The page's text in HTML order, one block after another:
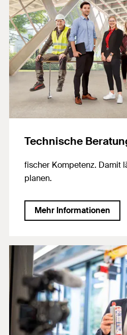
Technische
fischer Kompetenz. Damit
planen.
Mehr Informationen